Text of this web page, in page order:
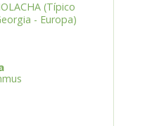
(Típico
- Europa)